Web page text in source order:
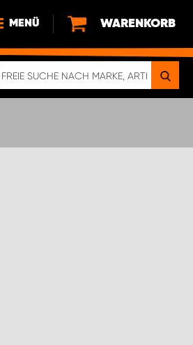
MENÜ
NEWS
WARENKORB